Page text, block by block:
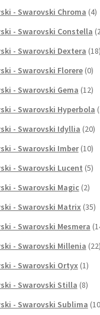
- Swarovski Chroma (4)
- Swarovski Constella
- Swarovski Dextera (18)
- Swarovski Florere (0)
- Swarovski Gema (12)
- Swarovski Hyperbola
- Swarovski Idyllia (20)
- Swarovski Imber (10)
- Swarovski Lucent (5)
- Swarovski Magic (2)
- Swarovski Matrix (35)
- Swarovski Mesmera
- Swarovski Millenia (22)
- Swarovski Ortyx (1)
- Swarovski Stilla (8)
- Swarovski Sublima